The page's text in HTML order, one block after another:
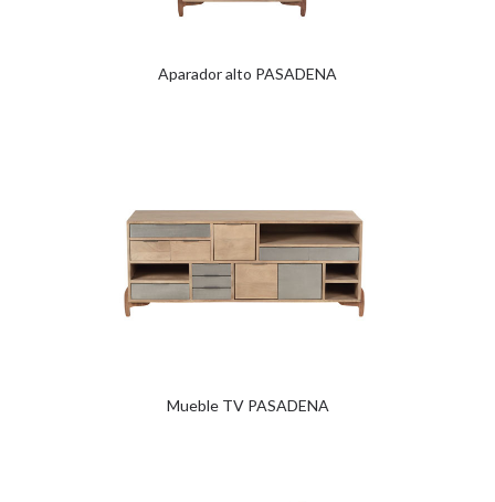
Aparador alto PASADENA
Mueble TV PASADENA